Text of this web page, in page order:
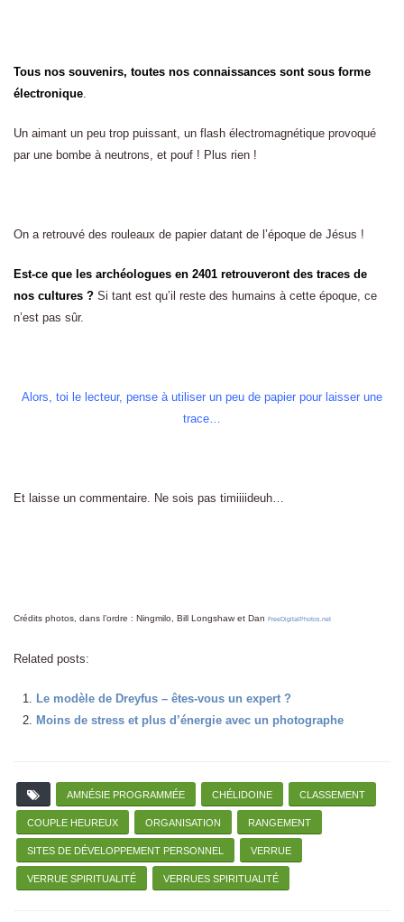
Tous nos souvenirs, toutes nos connaissances sont sous forme
électronique.
Un aimant un peu trop puissant, un flash électromagnétique provoqué
par une bombe à neutrons, et pouf ! Plus rien !
On a retrouvé des rouleaux de papier datant de l’époque de Jésus !
Est-ce que les archéologues en 2401 retrouveront des traces de
nos cultures ? Si tant est qu’il reste des humains à cette époque, ce
n’est pas sûr.
Alors, toi le lecteur, pense à utiliser un peu de papier pour laisser une
trace…
Et laisse un commentaire. Ne sois pas timiiiideuh…
Crédits photos, dans l’ordre : Ningmilo, Bill Longshaw et Dan FreeDigitalPhotos.net
Related posts:
Le modèle de Dreyfus – êtes-vous un expert ?
Moins de stress et plus d’énergie avec un photographe
AMNÉSIE PROGRAMMÉE CHÉLIDOINE CLASSEMENT
COUPLE HEUREUX ORGANISATION RANGEMENT
SITES DE DÉVELOPPEMENT PERSONNEL VERRUE
VERRUE SPIRITUALITÉ VERRUES SPIRITUALITÉ